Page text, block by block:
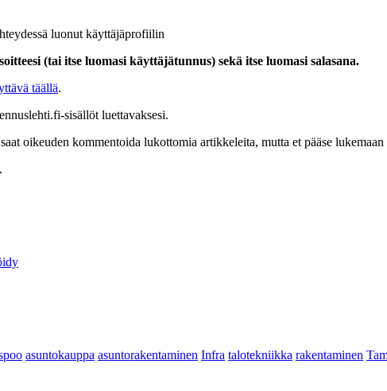
luonut käyttäjäprofiilin
(tai itse luomasi käyttäjätunnus) sekä itse luomasi salasana.
täällä.
sisällöt luettavaksesi.
oikeuden kommentoida lukottomia artikkeleita, mutta et pääse
.
asuntokauppa asuntorakentaminen Infra talotekniikka rakentaminen